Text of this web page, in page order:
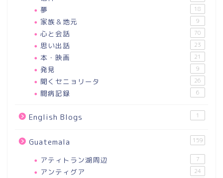
夢 18
家族＆地元 9
心と会話 70
思い出話 23
本・映画 21
発見 9
聞くセニョリータ 26
闘病記録 6
English Blogs 1
Guatemala 159
アティトラン湖周辺 7
アンティグア 24